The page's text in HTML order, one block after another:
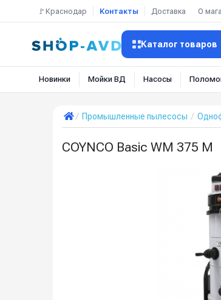
🚩Краснодар Контакты Доставка О
Каталог товаров
Новинки Мойки ВД Насосы
Промышленные пылесосы
COYNCO Basic WM 375 M